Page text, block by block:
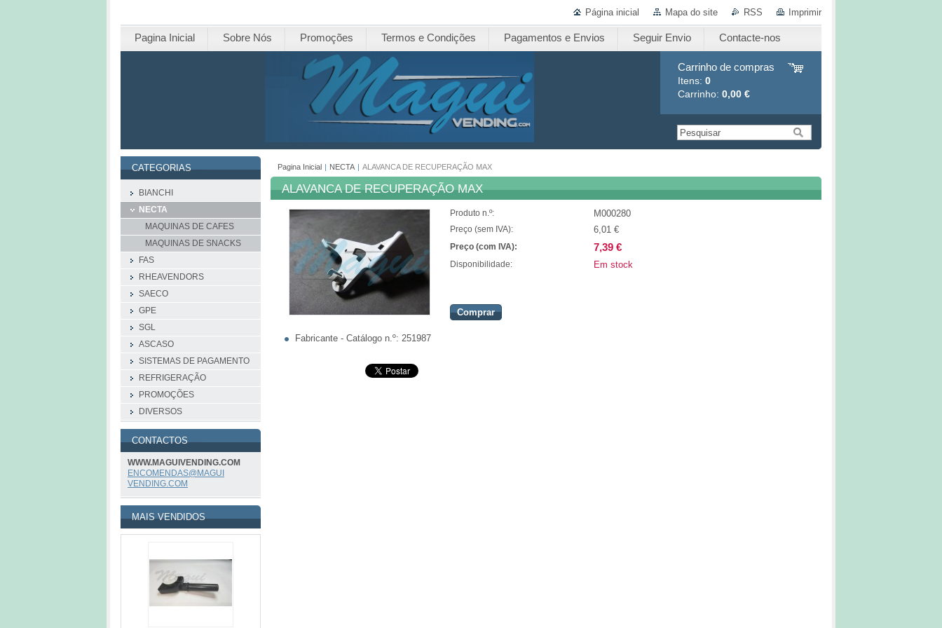
Página inicial Mapa do site RSS Imprimir
Pagina Inicial Sobre Nós Promoções Termos e Condições Pagamentos e Envios Seguir Envio Contacte-nos
Carrinho de compras
Itens: 0
Carrinho: 0,00 €
Pagina Inicial | NECTA | ALAVANCA DE RECUPERAÇÃO MAX
ALAVANCA DE RECUPERAÇÃO MAX
Fabricante - Catálogo n.º: 251987
Produto n.º: M000280
Preço (sem IVA): 6,01 €
Preço (com IVA): 7,39 €
Disponibilidade: Em stock
Comprar
CATEGORIAS
BIANCHI
NECTA
MAQUINAS DE CAFES
MAQUINAS DE SNACKS
FAS
RHEAVENDORS
SAECO
GPE
SGL
ASCASO
SISTEMAS DE PAGAMENTO
REFRIGERAÇÃO
PROMOÇÕES
DIVERSOS
CONTACTOS
WWW.MAGUIVENDING.COM
ENCOMENDAS@MAGUI
VENDING. COM
MAIS VENDIDOS